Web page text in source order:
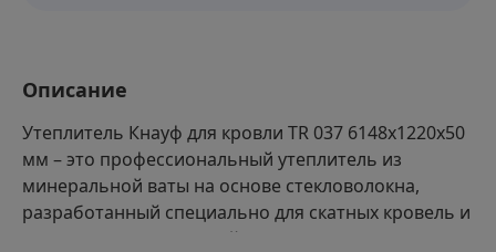
Описание
Утеплитель Кнауф для кровли TR 037 6148х1220х50
мм – это профессиональный утеплитель из
минеральной ваты на основе стекловолокна,
разработанный специально для скатных кровель и
мансардных помещений.